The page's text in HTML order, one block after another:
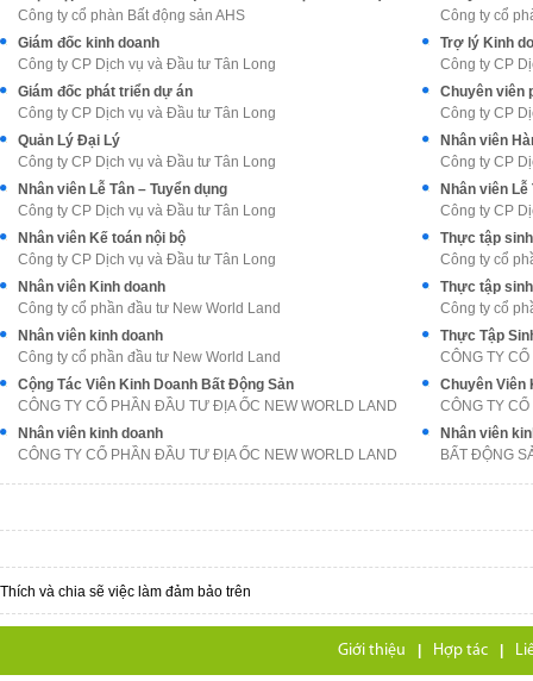
Công ty cổ phàn Bất động sản AHS
Công ty cổ
Giám đốc kinh doanh
Công ty CP Dịch vụ và Đầu tư Tân Long
Trợ lý Kinh
Công ty CP
Giám đốc phát triển dự án
Công ty CP Dịch vụ và Đầu tư Tân Long
Chuyên viên
Công ty CP
Quản Lý Đại Lý
Công ty CP Dịch vụ và Đầu tư Tân Long
Nhân viên
Công ty CP
Nhân viên Lễ Tân – Tuyển dụng
Công ty CP Dịch vụ và Đầu tư Tân Long
Nhân viên Lễ
Công ty CP
Nhân viên Kế toán nội bộ
Công ty CP Dịch vụ và Đầu tư Tân Long
Thực tập
Công ty cổ
Nhân viên Kinh doanh
Công ty cổ phần đầu tư New World Land
Thực tập
Công ty cổ
Nhân viên kinh doanh
Công ty cổ phần đầu tư New World Land
CÔNG TY
Cộng Tác Viên Kinh Doanh Bất Động Sản
CÔNG TY CỔ PHẦN ĐẦU TƯ ĐỊA ỐC NEW WORLD LAND
Chuyên Viên
CÔNG TY
Nhân viên kinh doanh
CÔNG TY CỔ PHẦN ĐẦU TƯ ĐỊA ỐC NEW WORLD LAND
Nhân viên
BẤT ĐỘNG
Thích và chia sẽ việc làm đảm bảo trên
Giới thiệu | Hợp tác |